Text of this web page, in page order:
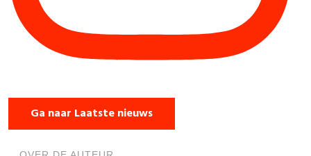
Ga naar Laatste nieuws